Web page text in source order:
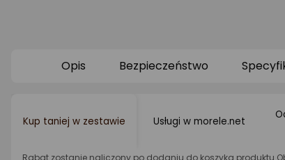
Opis Bezpieczeństwo
Kup taniej w zestawie Usługi w morele.net
Rabat zostanie naliczony po dodaniu do koszyka produktu